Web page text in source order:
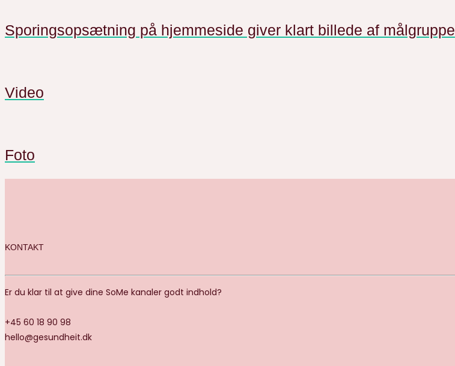
Sporingsopsætning på hjemmeside giver klart billede af målgruppe
Video
Foto
KONTAKT
Er du klar til at give dine SoMe kanaler godt indhold?
+45 60 18 90 98
hello@gesundheit.dk